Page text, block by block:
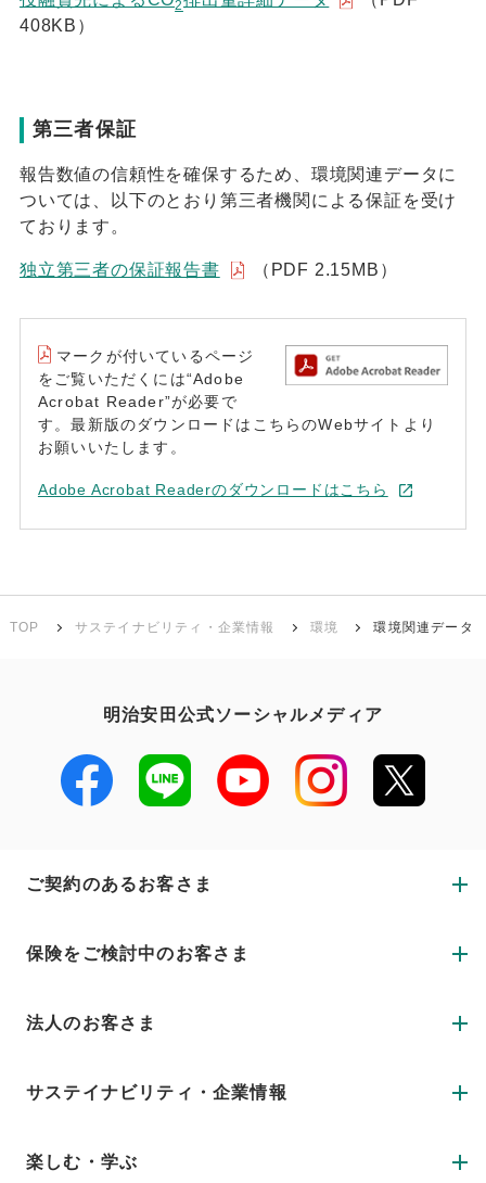
2
408KB）
第三者保証
報告数値の信頼性を確保するため、環境関連データに
ついては、以下のとおり第三者機関による保証を受け
ております。
独立第三者の保証報告書 （PDF 2.15MB）
マークが付いているページ
をご覧いただくには“Adobe
Acrobat Reader”が必要で
す。最新版のダウンロードはこちらのWebサイトより
お願いいたします。
Adobe Acrobat Readerのダウンロードはこちら
TOP サステイナビリティ・企業情報 環境 環境関連データ
明治安田公式ソーシャルメディア
ご契約のあるお客さま
保険をご検討中のお客さま
法人のお客さま
サステイナビリティ・企業情報
楽しむ・学ぶ